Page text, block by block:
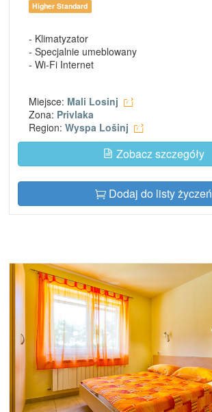
Higher Standard
- Klimatyzator
- Specjalnie umeblowany
- Wi-Fi Internet
Miejsce: Mali Losinj
Zona: Privlaka
Region: Wyspa Lošinj
Zobacz szczegóły
Dodaj do listy życzeń